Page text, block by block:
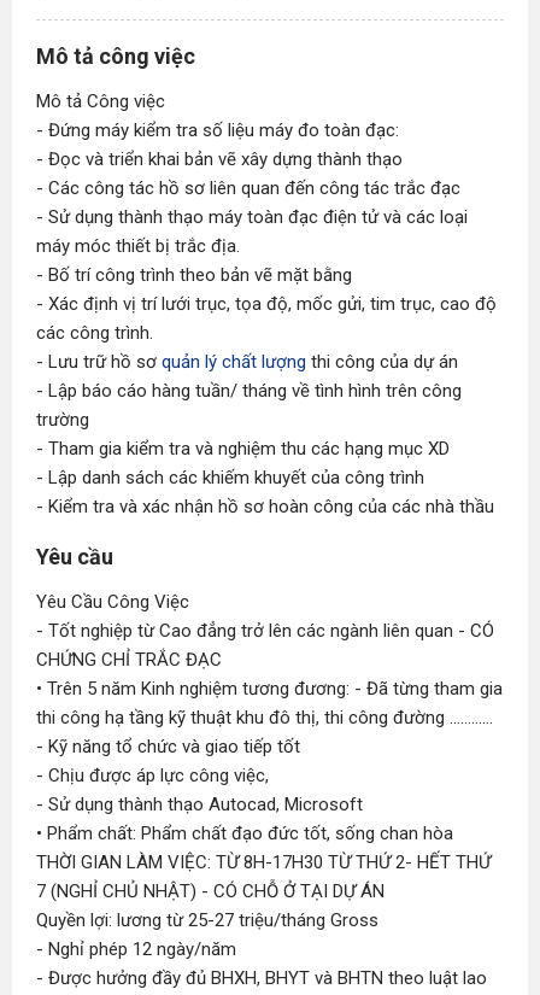
Mô tả công việc
Mô tả Công việc
- Đứng máy kiểm tra số liệu máy đo toàn đạc:
- Đọc và triển khai bản vẽ xây dựng thành thạo
- Các công tác hồ sơ liên quan đến công tác trắc đạc
- Sử dụng thành thạo máy toàn đạc điện tử và các loại
máy móc thiết bị trắc địa.
- Bố trí công trình theo bản vẽ mặt bằng
- Xác định vị trí lưới trục, tọa độ, mốc gửi, tim trục, cao độ
các công trình.
- Lưu trữ hồ sơ quản lý chất lượng thi công của dự án
- Lập báo cáo hàng tuần/ tháng về tình hình trên công
trường
- Tham gia kiểm tra và nghiệm thu các hạng mục XD
- Lập danh sách các khiếm khuyết của công trình
- Kiểm tra và xác nhận hồ sơ hoàn công của các nhà thầu
Yêu cầu
Yêu Cầu Công Việc
- Tốt nghiệp từ Cao đẳng trở lên các ngành liên quan - CÓ
CHỨNG CHỈ TRẮC ĐẠC
• Trên 5 năm Kinh nghiệm tương đương: - Đã từng tham gia
thi công hạ tầng kỹ thuật khu đô thị, thi công đường ............
- Kỹ năng tổ chức và giao tiếp tốt
- Chịu được áp lực công việc,
- Sử dụng thành thạo Autocad, Microsoft
• Phẩm chất: Phẩm chất đạo đức tốt, sống chan hòa
THỜI GIAN LÀM VIỆC: TỪ 8H-17H30 TỪ THỨ 2- HẾT THỨ
7 (NGHỈ CHỦ NHẬT) - CÓ CHỖ Ở TẠI DỰ ÁN
Quyền lợi: lương từ 25-27 triệu/tháng Gross
- Nghỉ phép 12 ngày/năm
- Được hưởng đầy đủ BHXH, BHYT và BHTN theo luật lao